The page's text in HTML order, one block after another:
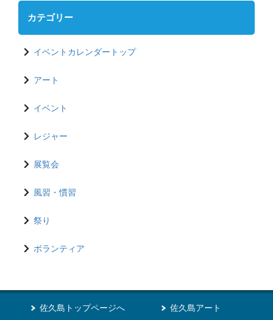
カテゴリー
イベントカレンダートップ
アート
イベント
レジャー
展覧会
風習・慣習
祭り
ボランティア
佐久島トップページへ 佐久島アート